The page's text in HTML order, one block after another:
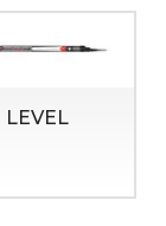
LEVEL